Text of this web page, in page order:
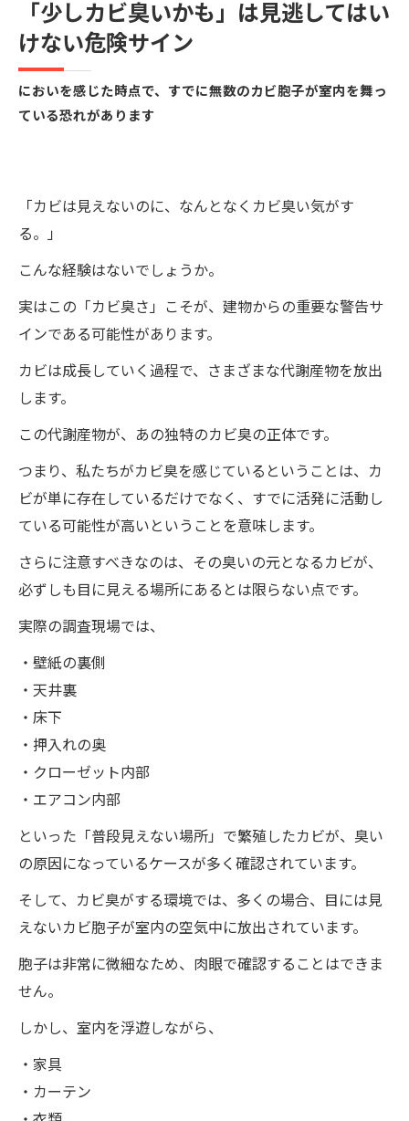
「少しカビ臭いかも」は見逃してはい
けない危険サイン
においを感じた時点で、すでに無数のカビ胞子が室内を舞っ
ている恐れがあります
「カビは見えないのに、なんとなくカビ臭い気がす
る。」
こんな経験はないでしょうか。
実はこの「カビ臭さ」こそが、建物からの重要な警告サ
インである可能性があります。
カビは成長していく過程で、さまざまな代謝産物を放出
します。
この代謝産物が、あの独特のカビ臭の正体です。
つまり、私たちがカビ臭を感じているということは、カ
ビが単に存在しているだけでなく、すでに活発に活動し
ている可能性が高いということを意味します。
さらに注意すべきなのは、その臭いの元となるカビが、
必ずしも目に見える場所にあるとは限らない点です。
実際の調査現場では、
・壁紙の裏側
・天井裏
・床下
・押入れの奥
・クローゼット内部
・エアコン内部
といった「普段見えない場所」で繁殖したカビが、臭い
の原因になっているケースが多く確認されています。
そして、カビ臭がする環境では、多くの場合、目には見
えないカビ胞子が室内の空気中に放出されています。
胞子は非常に微細なため、肉眼で確認することはできま
せん。
しかし、室内を浮遊しながら、
・家具
・カーテン